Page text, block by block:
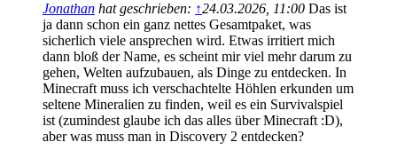
Jonathan hat geschrieben: ↑24.03.2026, 11:00 Das ist
ja dann schon ein ganz nettes Gesamtpaket, was
sicherlich viele ansprechen wird. Etwas irritiert mich
dann bloß der Name, es scheint mir viel mehr darum zu
gehen, Welten aufzubauen, als Dinge zu entdecken. In
Minecraft muss ich verschachtelte Höhlen erkunden um
seltene Mineralien zu finden, weil es ein Survivalspiel
ist (zumindest glaube ich das alles über Minecraft :D),
aber was muss man in Discovery 2 entdecken?